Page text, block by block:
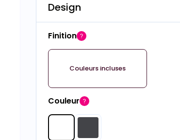
Design
Finition
Couleurs incluses
Couleur